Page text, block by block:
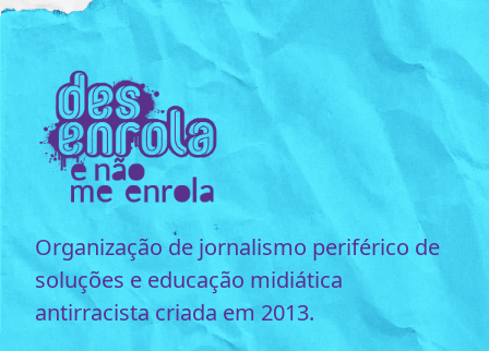
Organização de jornalismo periférico de
soluções e educação midiática
antirracista criada em 2013.